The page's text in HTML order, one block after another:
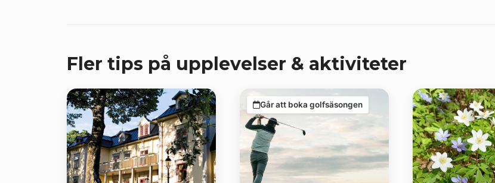
Fler tips på upplevelser & aktiviteter
Går att boka golfsäsongen